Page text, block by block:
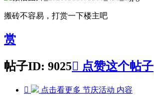
搬砖不容易，打赏一下楼主吧
赏
帖子ID: 9025 点赞这个帖子
 点击看更多 节庆活动 内容